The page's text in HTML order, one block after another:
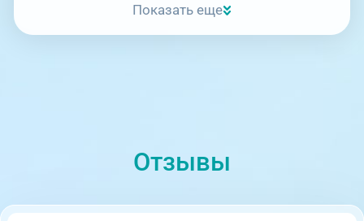
Показать еще
Отзывы